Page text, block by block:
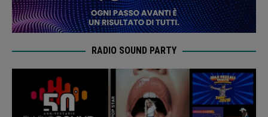
RADIO SOUND PARTY